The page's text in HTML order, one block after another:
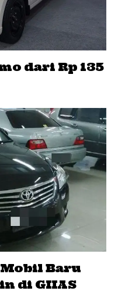
dari Rp 135
Baru
di GIIAS